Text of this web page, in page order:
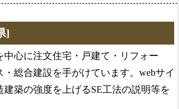
]
中心に注文住宅・戸建て・リフォー
・総合建設を手がけています。webサイ
建築の強度を上げるSE工法の説明等を